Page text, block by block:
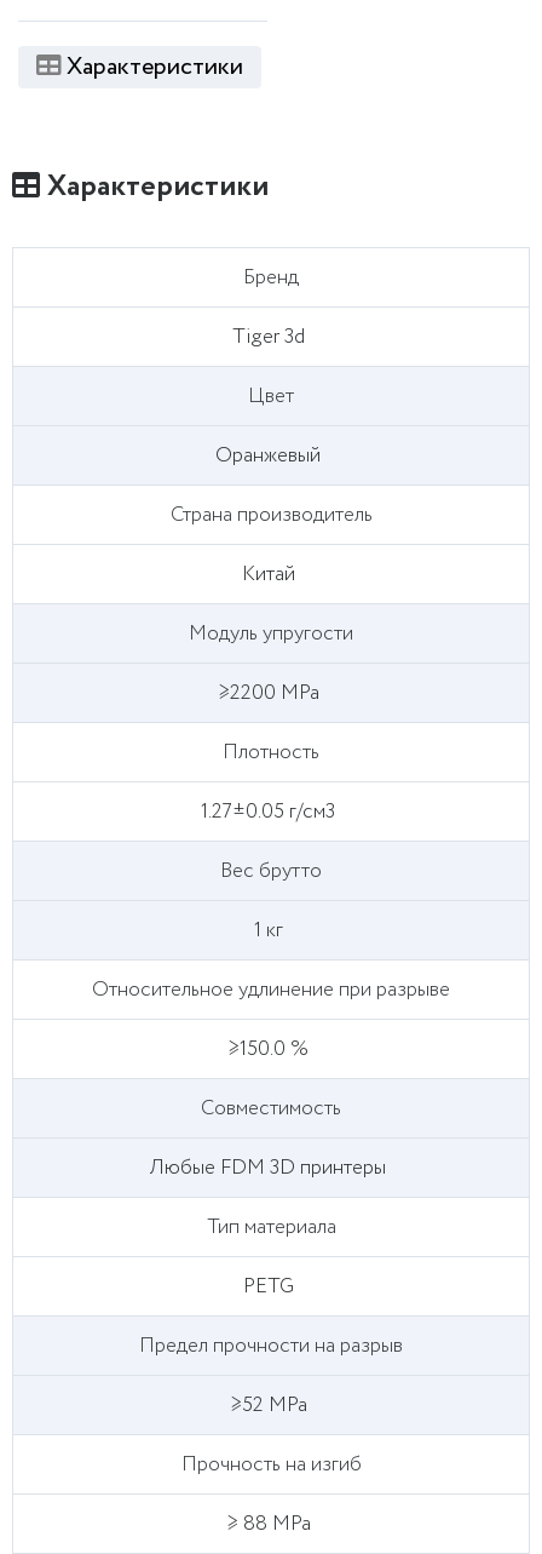
Характеристики
Характеристики
Бренд
Tiger 3d
Цвет
Оранжевый
Страна производитель
Китай
Модуль упругости
≥2200 MPa
Плотность
1.27±0.05 г/см3
Вес брутто
1 кг
Относительное удлинение при разрыве
≥150.0 %
Совместимость
Любые FDM 3D принтеры
Тип материала
PETG
Предел прочности на разрыв
≥52 MPa
Прочность на изгиб
≥ 88 MPa